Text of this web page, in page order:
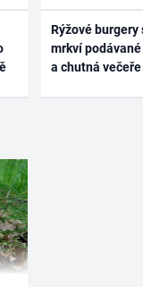
Rýžové burgery
mrkví
a chutná večeře